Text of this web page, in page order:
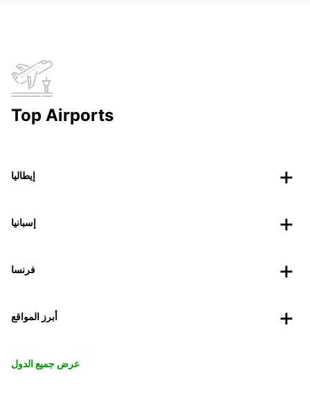
Top Airports
إيطاليا
إسبانيا
فرنسا
أبرز المواقع
عرض جميع الدول